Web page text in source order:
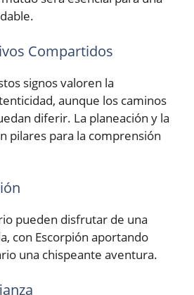
Compartidos
signos valoren la
aunque los caminos
diferir. La planeación y la
pilares para la comprensión
pueden disfrutar de una
con Escorpión aportando
una chispeante aventura.